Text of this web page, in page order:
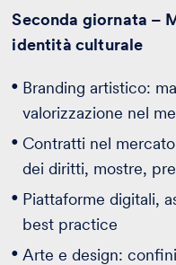
Seconda giornata –
identità culturale
Branding artistico:
valorizzazione nel
Contratti nel
dei diritti, mostre,
Piattaforme digitali,
best practice
Arte e design: